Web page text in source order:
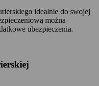
idealnie do swojej
można
ubezpieczenia.